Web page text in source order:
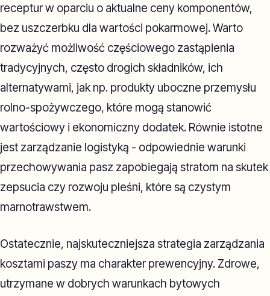
receptur w oparciu o aktualne ceny komponentów,
bez uszczerbku dla wartości pokarmowej. Warto
rozważyć możliwość częściowego zastąpienia
tradycyjnych, często drogich składników, ich
alternatywami, jak np. produkty uboczne przemysłu
rolno-spożywczego, które mogą stanowić
wartościowy i ekonomiczny dodatek. Równie istotne
jest zarządzanie logistyką - odpowiednie warunki
przechowywania pasz zapobiegają stratom na skutek
zepsucia czy rozwoju pleśni, które są czystym
marnotrawstwem.
Ostatecznie, najskuteczniejsza strategia zarządzania
kosztami paszy ma charakter prewencyjny. Zdrowe,
utrzymane w dobrych warunkach bytowych